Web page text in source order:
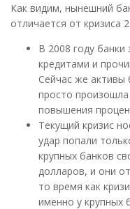
Как видим, нынешний
отличается от кризиса
В 2008 году
кредитами и
Сейчас же активы
просто
повышения
Текущий кризис
удар попали
крупных банков
долларов, и они
то время как
именно у крупных